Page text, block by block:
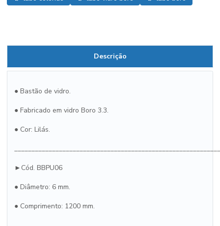
Descrição
● Bastão de vidro.
● Fabricado em vidro Boro 3.3.
● Cor: Lilás.
►Cód. BBPU06
● Diâmetro: 6 mm.
● Comprimento: 1200 mm.